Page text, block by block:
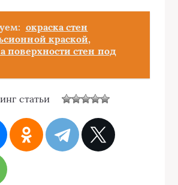
окраска стен
краской,
поверхности стен под
статьи